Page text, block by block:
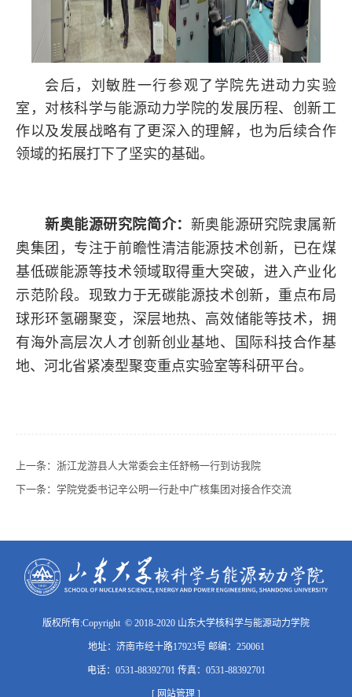
会后，刘敏胜一行参观了学院先进动力实验
室，对核科学与能源动力学院的发展历程、创新工
作以及发展战略有了更深入的理解，也为后续合作
领域的拓展打下了坚实的基础。
新奥能源研究院简介： 新奥能源研究院隶属新
奥集团，专注于前瞻性清洁能源技术创新，已在煤
基低碳能源等技术领域取得重大突破，进入产业化
示范阶段。现致力于无碳能源技术创新，重点布局
球形环氢硼聚变，深层地热、高效储能等技术，拥
有海外高层次人才创新创业基地、国际科技合作基
地、河北省紧凑型聚变重点实验室等科研平台。
上一条： 浙江龙游县人大常委会主任舒畅一行到访我院
下一条： 学院党委书记辛公明一行赴中广核集团对接合作交流
版权所有:Copyright © 2018-2020 山东大学核科学与能源动力学院
地址：济南市经十路17923号 邮编：250061
电话：0531-88392701 传真：0531-88392701
[ 网站管理 ]